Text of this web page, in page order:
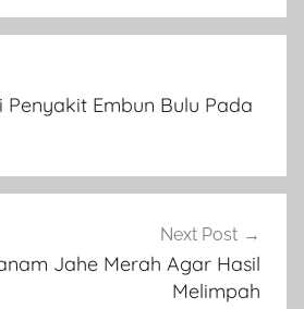
Embun Bulu Pada
Next Post
Jahe Merah Agar Hasil
Melimpah